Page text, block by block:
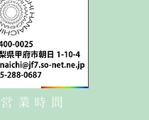
営業時間